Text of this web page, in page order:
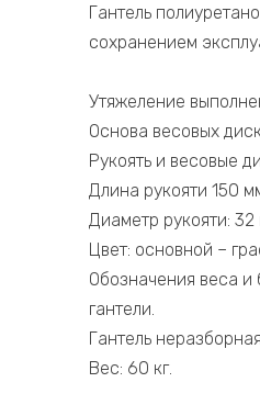
Гантель
сохранением
Утяжеление
Основа весовых
Рукоять и весовые
Длина рукояти 150
Диаметр рукояти: 32
Цвет: основной –
Обозначения веса и
гантели.
Гантель
Вес: 60 кг.